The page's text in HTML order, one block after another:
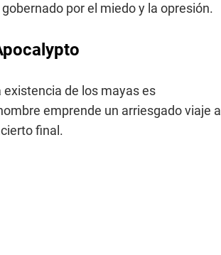
por el miedo y la opresión.
de los mayas es
emprende un arriesgado viaje a
final.